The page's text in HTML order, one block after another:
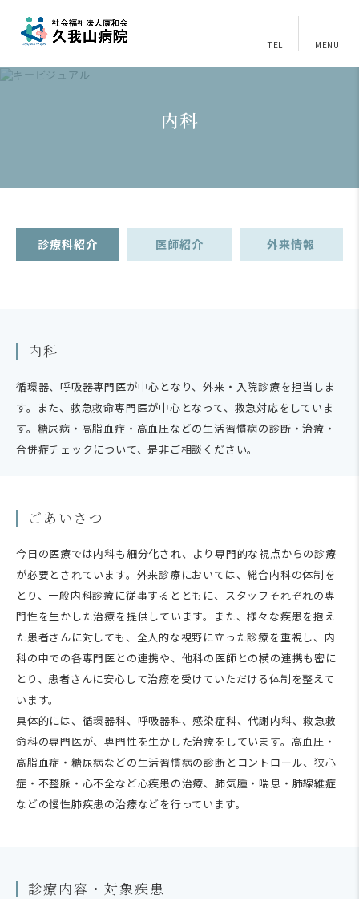
TEL MENU
内科
診療科紹介 医師紹介 外来情報
内科
循環器、呼吸器専門医が中心となり、外来・入院診療を担当しま
す。また、救急救命専門医が中心となって、救急対応をしていま
す。糖尿病・高脂血症・高血圧などの生活習慣病の診断・治療・
合併症チェックについて、是非ご相談ください。
ごあいさつ
今日の医療では内科も細分化され、より専門的な視点からの診療
が必要とされています。外来診療においては、総合内科の体制を
とり、一般内科診療に従事するとともに、スタッフそれぞれの専
門性を生かした治療を提供しています。また、様々な疾患を抱え
た患者さんに対しても、全人的な視野に立った診療を重視し、内
科の中での各専門医との連携や、他科の医師との横の連携も密に
とり、患者さんに安心して治療を受けていただける体制を整えて
います。
具体的には、循環器科、呼吸器科、感染症科、代謝内科、救急救
命科の専門医が、専門性を生かした治療をしています。高血圧・
高脂血症・糖尿病などの生活習慣病の診断とコントロール、狭心
症・不整脈・心不全など心疾患の治療、肺気腫・喘息・肺線維症
などの慢性肺疾患の治療などを行っています。
診療内容・対象疾患